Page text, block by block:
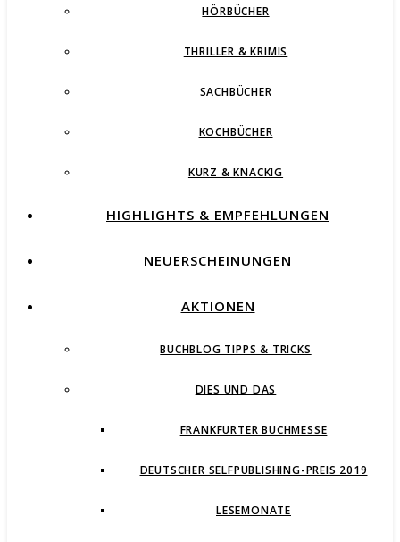
HÖRBÜCHER
THRILLER & KRIMIS
SACHBÜCHER
KOCHBÜCHER
KURZ & KNACKIG
HIGHLIGHTS & EMPFEHLUNGEN
NEUERSCHEINUNGEN
AKTIONEN
BUCHBLOG TIPPS & TRICKS
DIES UND DAS
FRANKFURTER BUCHMESSE
DEUTSCHER SELFPUBLISHING-PREIS 2019
LESEMONATE